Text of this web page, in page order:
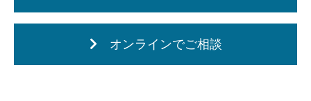
オンラインでご相談